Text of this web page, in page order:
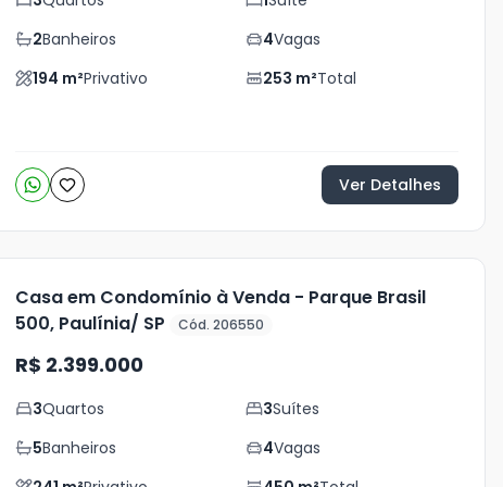
2Banheiros 4Vagas
194 m²Privativo 253 m²Total
Ver Detalhes
Casa em Condomínio à Venda - Parque Brasil
500, Paulínia/ SP
Cód. 206550
R$ 2.399.000
3Quartos 3Suítes
5Banheiros 4Vagas